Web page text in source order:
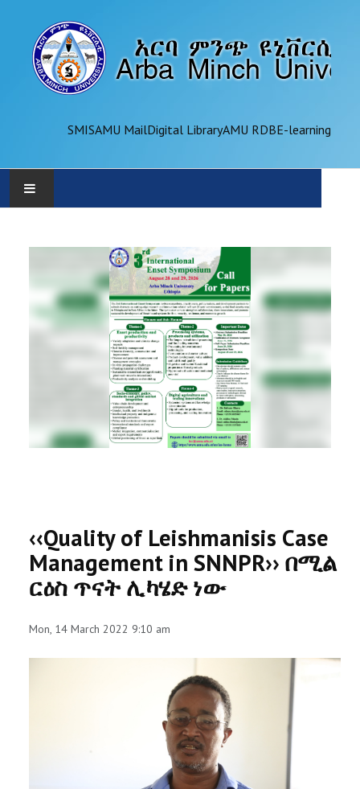
SMISAMU MailDigital LibraryAMU RDBE-learning
ADMINISTRATION
OFFICES
REGISTRAR
PARTNERSHIP
‹‹Quality of Leishmanisis Case
Management in SNNPR›› በሚል
ርዕስ ጥናት ሊካሄድ ነው
Mon, 14 March 2022 9:10 am